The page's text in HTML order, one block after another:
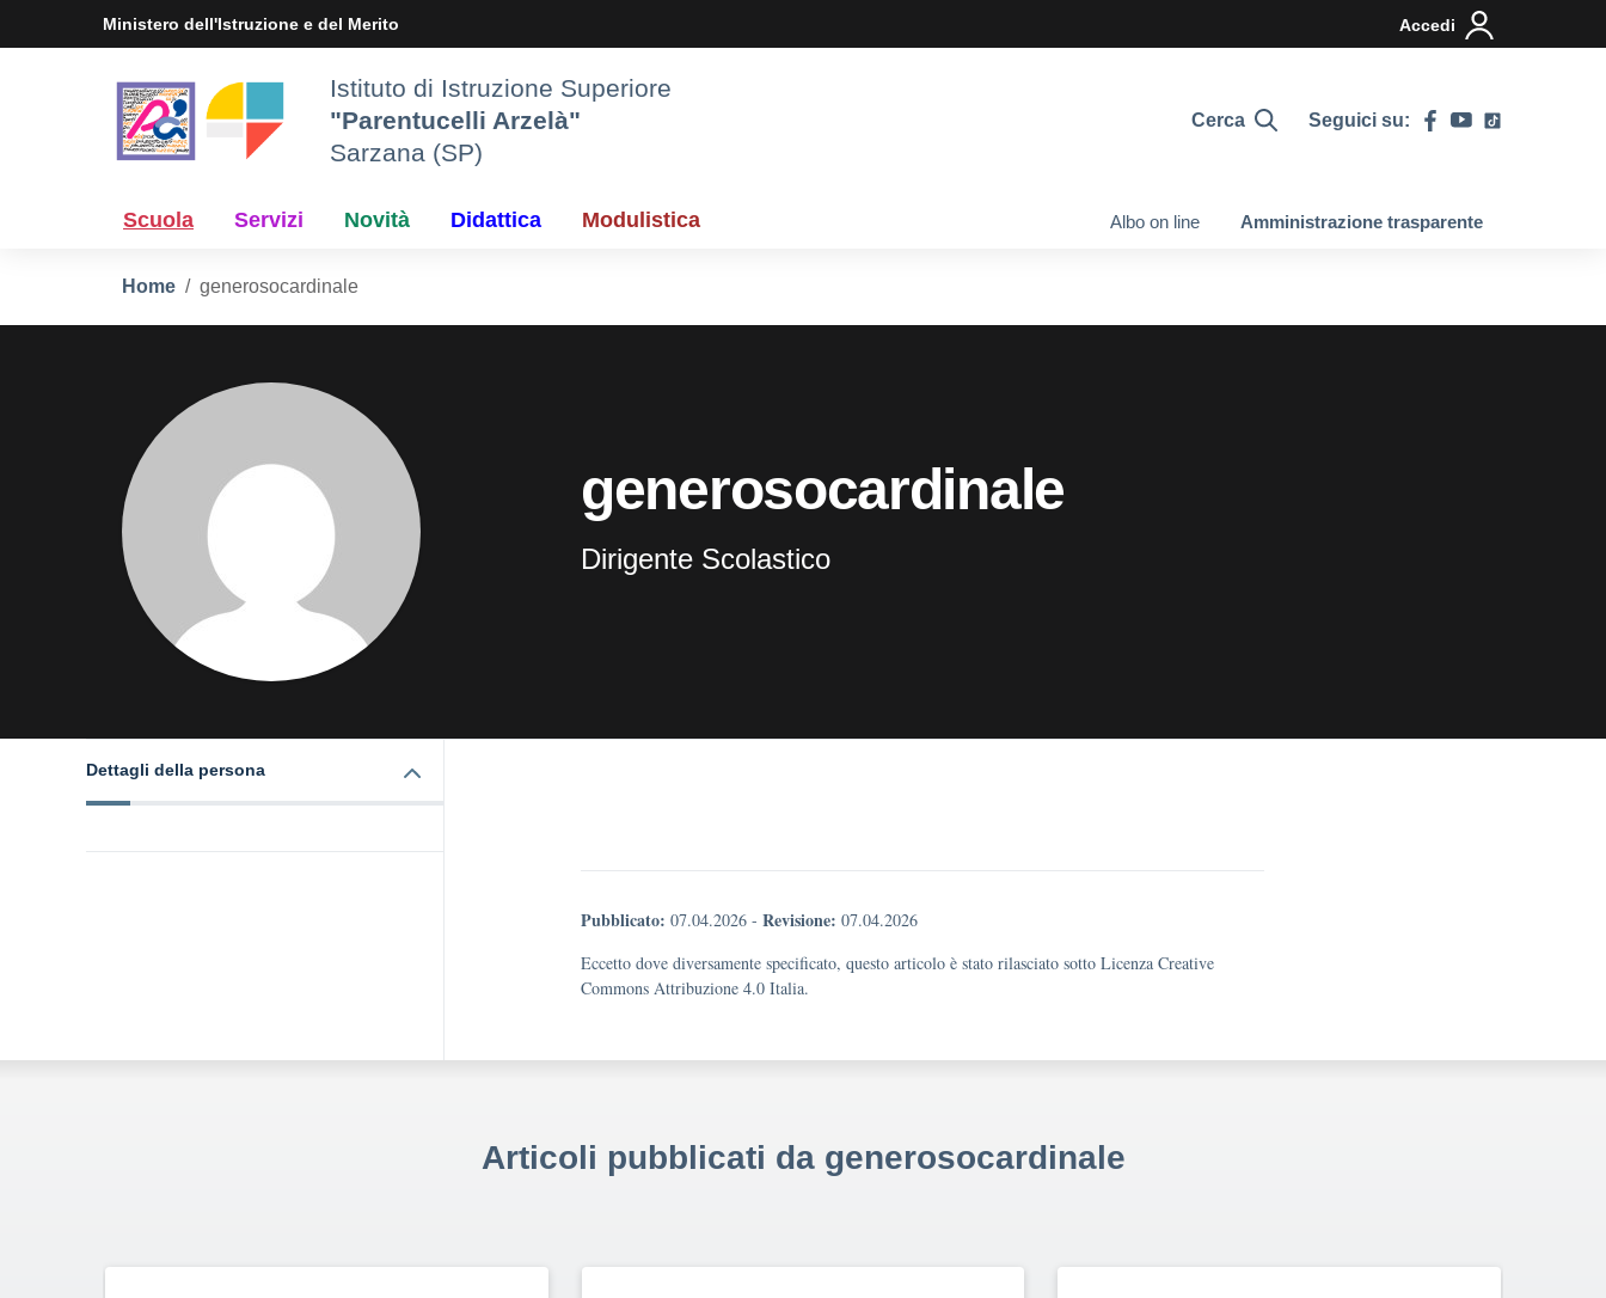
Ministero dell'Istruzione e del Merito Accedi
Istituto di Istruzione Superiore
"Parentucelli Arzelà"
Sarzana (SP)
Cerca Seguici su:
Scuola Servizi Novità Didattica Modulistica Albo on line Amministrazione trasparente
Home generosocardinale
generosocardinale
Dirigente Scolastico
Dettagli della persona
Pubblicato: 07.04.2026 - Revisione: 07.04.2026
Eccetto dove diversamente specificato, questo articolo è stato rilasciato sotto Licenza Creative
Commons Attribuzione 4.0 Italia.
Articoli pubblicati da generosocardinale